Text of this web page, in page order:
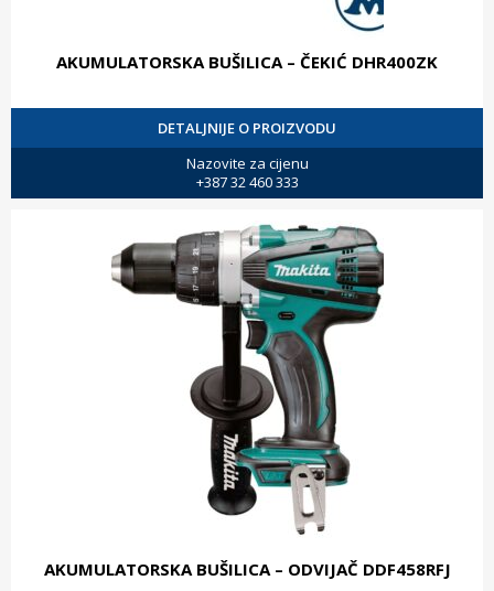
AKUMULATORSKA BUŠILICA – ČEKIĆ DHR400ZK
DETALJNIJE O PROIZVODU
Nazovite za cijenu
+387 32 460 333
AKUMULATORSKA BUŠILICA – ODVIJAČ DDF458RFJ